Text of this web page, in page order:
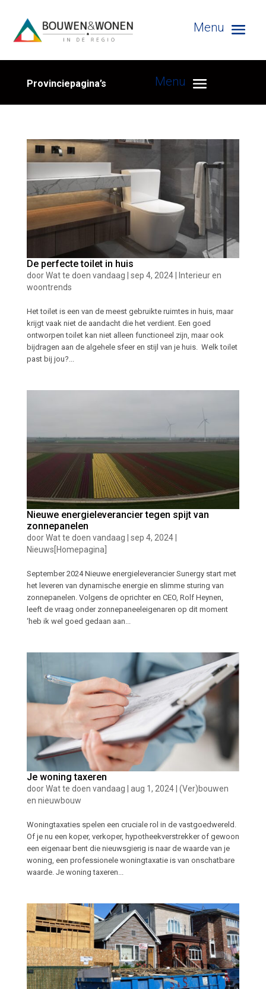
Provinciepagina’s
De perfecte toilet in huis
doorWat te doen vandaag sep 4, 2024|
Interieur en
woontrends
Het toilet is een van de meest gebruikte ruimtes in huis, maar
krijgt vaak niet de aandacht die het verdient. Een goed
ontworpen toilet kan niet alleen functioneel zijn, maar ook
bijdragen aan de algehele sfeer en stijl van je huis. Welk toilet
past bij jou?...
Nieuwe energieleverancier tegen spijt van
zonnepanelen
doorWat te doen vandaag sep 4, 2024|
Nieuws[Homepagina]
September 2024 Nieuwe energieleverancier Sunergy start met
het leveren van dynamische energie en slimme sturing van
zonnepanelen. Volgens de oprichter en CEO, Rolf Heynen,
leeft de vraag onder zonnepaneeleigenaren op dit moment
‘heb ik wel goed gedaan aan...
Je woning taxeren
doorWat te doen vandaag aug 1, 2024| (Ver)bouwen
en nieuwbouw
Woningtaxaties spelen een cruciale rol in de vastgoedwereld.
Of je nu een koper, verkoper, hypotheekverstrekker of gewoon
een eigenaar bent die nieuwsgierig is naar de waarde van je
woning, een professionele woningtaxatie is van onschatbare
waarde. Je woning taxeren...